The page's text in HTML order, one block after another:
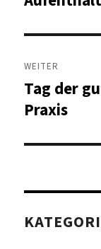
WEITER
Nächster
Beitrag:
Tag der
Praxis